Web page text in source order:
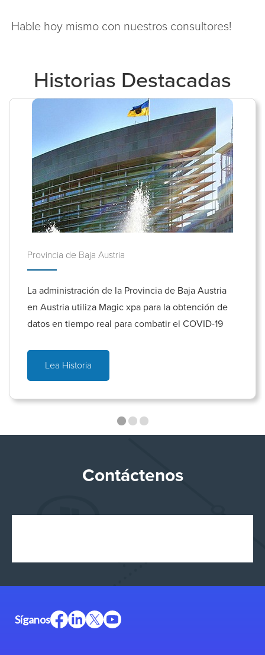
Hable hoy mismo con nuestros consultores!
Historias Destacadas
Provincia de Baja Austria
La administración de la Provincia de Baja Austria
en Austria utiliza Magic xpa para la obtención de
datos en tiempo real para combatir el COVID-19
Lea Historia
Contáctenos
Síganos